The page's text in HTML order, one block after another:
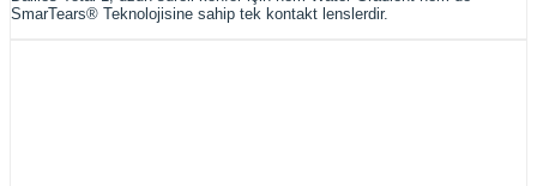
SmarTears® Teknolojisine sahip tek kontakt lenslerdir.